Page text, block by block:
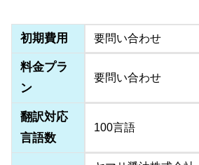
初期費用 要問い合わせ
料金プラ
ン
要問い合わせ
翻訳対応
言語数
100言語